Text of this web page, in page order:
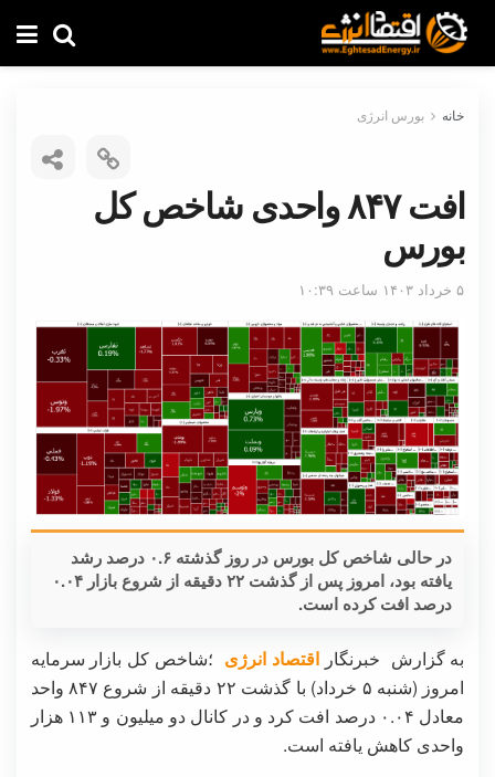
خانه بورس انرژی
افت ۸۴۷ واحدی شاخص کل
بورس
۵ خرداد ۱۴۰۳ ساعت ۱۰:۳۹
در حالی شاخص کل بورس در روز گذشته ۰.۶ درصد رشد
یافته بود، امروز پس از گذشت ۲۲ دقیقه از شروع بازار ۰.۰۴
درصد افت کرده است.
به گزارش خبرنگاراقتصاد انرژی ؛شاخص کل بازار سرمایه
امروز (شنبه ۵ خرداد) با گذشت ۲۲ دقیقه از شروع ۸۴۷ واحد
معادل ۰.۰۴ درصد افت کرد و در کانال دو میلیون و ۱۱۳ هزار
واحدی کاهش یافته است.